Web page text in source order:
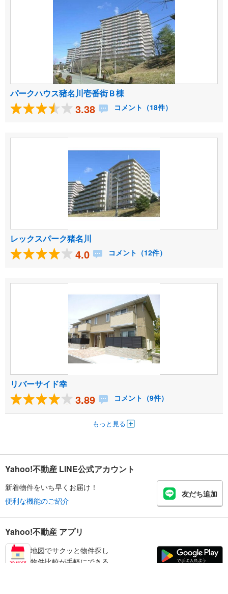
パークハウス猪名川壱番街Ｂ棟
3.38 コメント（18件）
レックスパーク猪名川
4.0 コメント（12件）
リバーサイド幸
3.89 コメント（9件）
もっと見る
Yahoo!不動産 LINE公式アカウント
新着物件をいち早くお届け！
便利な機能のご紹介
友だち追加
Yahoo!不動産 アプリ
地図でサクッと物件探し
物件比較が手軽にできる